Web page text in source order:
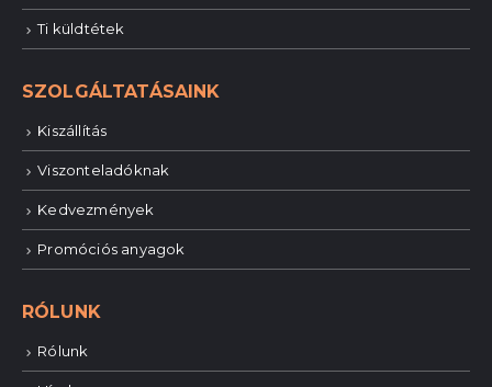
Ti küldtétek
SZOLGÁLTATÁSAINK
Kiszállítás
Viszonteladóknak
Kedvezmények
Promóciós anyagok
RÓLUNK
Rólunk